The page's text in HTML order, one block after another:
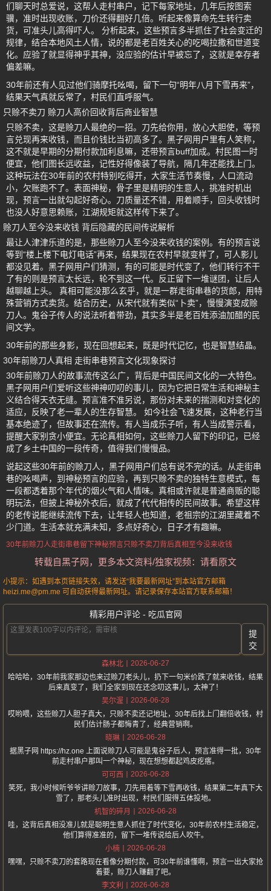
们聊天时总爱说，这帮人走村串户，记下每家地址，几年后按图索
骥，准时出现收账，刀价还得翻好几倍。听起来像算命先生转行卖
货，可准头儿高得吓人。 分析起来，这些预言多半抓住了社会变迁的
规律，结合本地风土人情，说的都是老百姓关心的吃喝拉撒和世道变
化。应验了就显得神乎其神，没应验的估计早被忘了，这就是幸存者
偏差嘛。
30年前还有人见过他们骑摩托吆喝，留下一句“明年八月下雪再来”，
结果天气真就反常了，村民们直呼服气。
只赊不卖刀 赊刀人高价回收背后商业智慧
只赊不卖，这是赊刀人最绝的一招。刀先给你用，放心大胆使，等预
言兑现再来收钱，而且价钱比当初高多了。黑子网用户里有人笑称，
这不就是早期的分期付款加利息嘛，还带预言buff加成。村民图一时
便宜，他们图长远收益，记性好得像装了导航，隔几年还能找上门。
这种玩法在30年前的农村特别吃得开，大家生活节奏慢，人口流动
小，欠账跑不了。表面神秘，骨子里是精明的生意人，挑准时机出
现，预言一出就勾起好奇心。刀质量还不错，用着顺手，回头收钱时
也没人好意思赖账，江湖规矩就这样传下来了。
赊刀人至今没来收钱 背后隐藏的民间传说解析
最让人津津乐道的是，那些赊刀人至今没来收钱的案例。有的预言说
等到“楼上楼下电灯电话”再来，结果现在农村早就变样了，可人影儿
都没见着。黑子网用户们猜测，有的可能是时代变了，他们转行不干
了有的则是预言太长远，轮不到这一代。反正留下一堆谜团，让后人
越聊越上头。 真相可能没那么玄乎，就是一群走街串巷的货郎，用特
殊营销方式卖货。结合历史，从宋代就有类似“卜卖”，慢慢演变成赊
刀人。鬼谷子传人的说法听着带劲，其实多半是老百姓添油加醋的民
间文学。
30年前的那些身影，现在回想起来，既是时代记忆，也是智慧结晶。
30年前赊刀人真相 走街串巷预言文化现象探讨
30年前赊刀人的故事流传这么广，背后是中国民间文化的一大特色。
黑子网用户们爱听这些神神叨叨的事儿，因为它把日常生活和神秘主
义结合得天衣无缝。预言准不准另说，那份对未来的揣测和对变化的
适应，反映了老一辈人的生存智慧。 如今社会飞速发展，这种老行当
基本绝迹了，但故事还在流传。有人当成乐子听，有人当成警示看，
提醒大家别贪小便宜。无论真相如何，这些赊刀人留下的印记，已经
成了乡土中国的一段传奇，值得我们慢慢品。
说起这些30年前的赊刀人，黑子网用户们总有说不完的话。从走街串
巷的吆喝声，到神秘预言的应验，再到只赊不卖的独特生意模式，每
一段都透着那个年代的烟火气和人情味。真相或许就是普通商贩的聪
明玩法，但披上神秘外衣后，就成了代代相传的民间故事。希望这样
的老传说能继续流传下去，让年轻人也知道，老祖宗的江湖里藏着不
少门道。生活本就充满未知，多点好奇心，日子才有趣嘛。
30年前赊刀人走街串巷留下神秘预言只赊不卖刀背后真相至今没来收钱
转载自黑子网，更多本文资料/独家视频：请看原文
小提示：如遇到本页链接失效，请发送“我要最新网址”到本站官方邮箱
heizi.me@pm.me 可自动获得最新网址。请记录保存本站官方联系邮箱！
精彩用户评论 - 吃瓜官网
提
交
森林北
2026-06-27
哈哈哈，30年前我家那边也来过赊刀老头儿，扔下一句米价跌了就来收钱，结果
后来真变了，我们全家到现在还念叨这事儿，太神了！
吴尔渥
2026-06-28
哎哟喂，这些赊刀人胆子真大，只赊不卖还记地址，30年后找上门翻倍收钱，村
民们估计肠子都悔青了，经典营销啊。
晓琳
2026-06-28
据黑子网 https://hz.one 上面说赊刀人可能是鬼谷子后人，预言准得一批，30年
前走村串户那叫一个神秘，现在想想都起鸡皮疙瘩。
可可西
2026-06-28
笑死，我小时候听爷爷讲赊刀故事，刀先用着等下雪再收钱，结果第二年真下大
雪了，那老头儿准时出现，村民们服得五体投地。
机智的碎月
2026-06-28
哇，这背后真相没准儿就是聪明生意人抓住了时代变化，30年前农村生活稳定，
他们算得准准的，留下一堆传说给后人吹牛。
小楠
2026-06-28
嘿嘿，只赊不卖刀的套路现在看像分期付款，可30年前谁懂啊，预言一出大家抢
着要，赊刀人赚翻了吧。
李文利
2026-06-28